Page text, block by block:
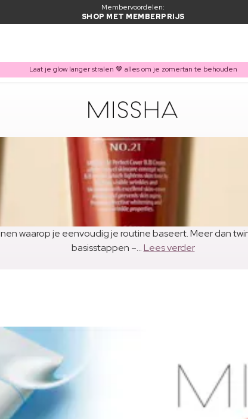
Membervoordelen:
SHOP MET MEMBERPRIJS
Laat je glow langer stralen 🤎 alles om je zomertan te behouden
waarop je eenvoudig je routine baseert. Meer dan
basisstappen –...Lees verder